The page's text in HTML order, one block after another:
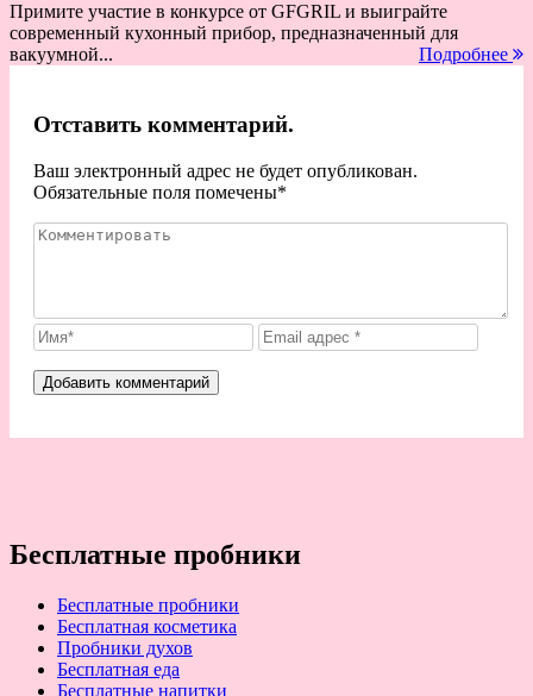
Примите участие в конкурсе от GFGRIL и выиграйте
современный кухонный прибор, предназначенный для
вакуумной...
Подробнее
Отставить комментарий.
Ваш электронный адрес не будет опубликован.
Обязательные поля помечены*
Бесплатные пробники
Бесплатные пробники
Бесплатная косметика
Пробники духов
Бесплатная еда
Бесплатные напитки